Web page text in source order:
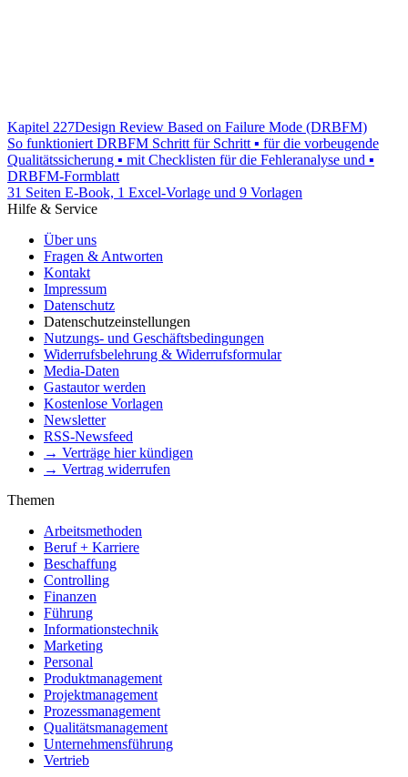
Kapitel 227Design Review Based on Failure Mode (DRBFM)
So funktioniert DRBFM Schritt für Schritt ▪ für die vorbeugende
Qualitätssicherung ▪ mit Checklisten für die Fehleranalyse und ▪
DRBFM-Formblatt
31 Seiten E-Book, 1 Excel-Vorlage und 9 Vorlagen
Hilfe & Service
Über uns
Fragen & Antworten
Kontakt
Impressum
Datenschutz
Datenschutzeinstellungen
Nutzungs- und Geschäftsbedingungen
Widerrufsbelehrung & Widerrufsformular
Media-Daten
Gastautor werden
Kostenlose Vorlagen
Newsletter
RSS-Newsfeed
→ Verträge hier kündigen
→ Vertrag widerrufen
Themen
Arbeitsmethoden
Beruf + Karriere
Beschaffung
Controlling
Finanzen
Führung
Informationstechnik
Marketing
Personal
Produktmanagement
Projektmanagement
Prozessmanagement
Qualitätsmanagement
Unternehmensführung
Vertrieb